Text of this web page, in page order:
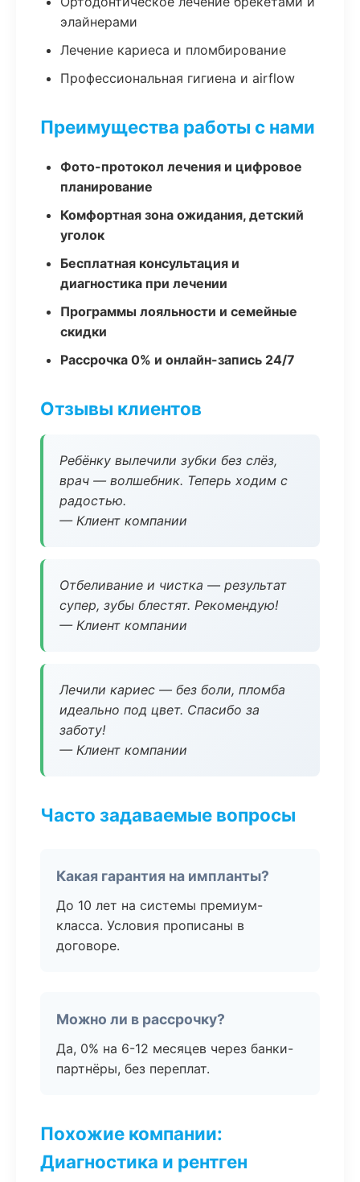
элайнерами
Лечение кариеса и пломбирование
Профессиональная гигиена и airflow
Преимущества работы с нами
Фото-протокол лечения и цифровое
планирование
Комфортная зона ожидания, детский
уголок
Бесплатная консультация и
диагностика при лечении
Программы лояльности и семейные
скидки
Рассрочка 0% и онлайн-запись 24/7
Отзывы клиентов
Ребёнку вылечили зубки без слёз,
врач — волшебник. Теперь ходим с
радостью.
— Клиент компании
Отбеливание и чистка — результат
супер, зубы блестят. Рекомендую!
— Клиент компании
Лечили кариес — без боли, пломба
идеально под цвет. Спасибо за
заботу!
— Клиент компании
Часто задаваемые вопросы
Какая гарантия на импланты?
До 10 лет на системы премиум-
класса. Условия прописаны в
договоре.
Можно ли в рассрочку?
Да, 0% на 6-12 месяцев через банки-
партнёры, без переплат.
Похожие компании:
Диагностика и рентген